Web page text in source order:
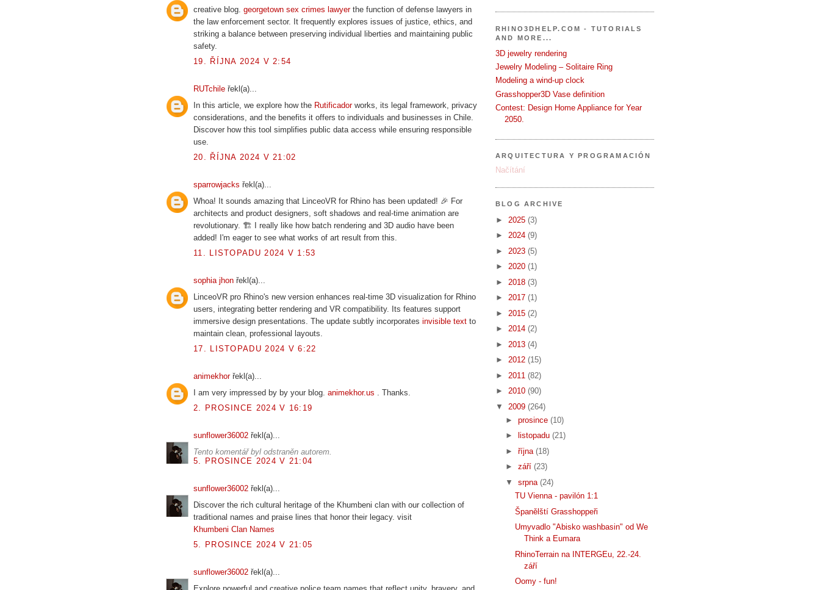
creative blog. georgetown sex crimes lawyerthe function of defense lawyers in
the law enforcement sector. It frequently explores issues of justice, ethics, and
striking a balance between preserving individual liberties and maintaining public
safety.
19. ŘÍJNA 2024 V 2:54
RUTchile řekl(a)...
In this article, we explore how the Rutificadorworks, its legal framework, privacy
considerations, and the benefits it offers to individuals and businesses in Chile.
Discover how this tool simplifies public data access while ensuring responsible
use.
20. ŘÍJNA 2024 V 21:02
sparrowjacks řekl(a)...
Whoa! It sounds amazing that LinceoVR for Rhino has been updated! 🎉 For
architects and product designers, soft shadows and real-time animation are
revolutionary. 🏗 I really like how batch rendering and 3D audio have been
added! I'm eager to see what works of art result from this.
11. LISTOPADU 2024 V 1:53
sophia jhon řekl(a)...
LinceoVR pro Rhino's new version enhances real-time 3D visualization for Rhino
users, integrating better rendering and VR compatibility. Its features support
immersive design presentations. The update subtly incorporates invisible text to
maintain clean, professional layouts.
17. LISTOPADU 2024 V 6:22
animekhorřekl(a)...
I am very impressed by by your blog. animekhor.us . Thanks.
2. PROSINCE 2024 V 16:19
sunflower36002 řekl(a)...
Tento komentář byl odstraněn autorem.
5. PROSINCE 2024 V 21:04
sunflower36002 řekl(a)...
Discover the rich cultural heritage of the Khumbeni clan with our collection of
traditional names and praise lines that honor their legacy. visit
Khumbeni Clan Names
5. PROSINCE 2024 V 21:05
sunflower36002 řekl(a)...
RHINO3DHELP.COM - TUTORIALS
AND MORE...
3D jewelry rendering
Jewelry Modeling – Solitaire Ring
Modeling a wind-up clock
Grasshopper3D Vase definition
Contest: Design Home Appliance for Year
2050.
ARQUITECTURA Y PROGRAMACIÓN
Načítání
BLOG ARCHIVE
► 2025 (3)
► 2024 (9)
► 2023 (5)
► 2020 (1)
► 2018 (3)
► 2017 (1)
► 2015 (2)
► 2014 (2)
► 2013 (4)
► 2012 (15)
► 2011 (82)
► 2010 (90)
▼ 2009 (264)
► prosince (10)
►
listopadu (21)
► října (18)
► září (23)
▼ srpna (24)
TU Vienna - pavilón 1:1
Španělští Grasshoppeři
Umyvadlo "Abisko washbasin" od We
Think a Eumara
RhinoTerrain na INTERGEu, 22.-24.
září
Oomy - fun!